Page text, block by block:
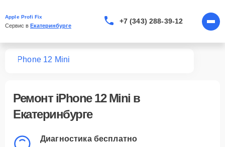
Apple Profi Fix
Сервис в Екатеринбурге
+7 (343) 288-39-12
iPhone 12 Mini
Ремонт iPhone 12 Mini в
Екатеринбурге
Диагностика бесплатно